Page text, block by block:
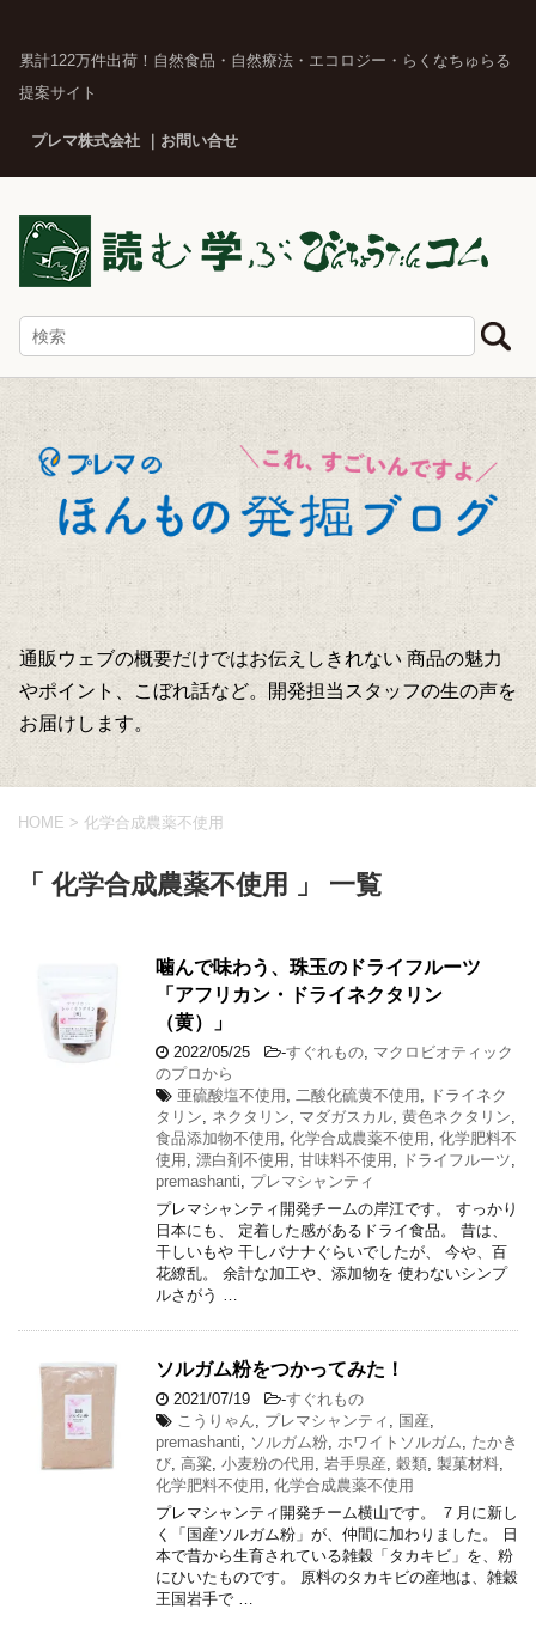
累計122万件出荷！自然食品・自然療法・エコロジー・らくなちゅらる
提案サイト
プレマ株式会社 お問い合せ
通販ウェブの概要だけではお伝えしきれない 商品の魅力
やポイント、こぼれ話など。開発担当スタッフの生の声を
お届けします。
HOME > 化学合成農薬不使用
「 化学合成農薬不使用 」 一覧
噛んで味わう、珠玉のドライフルーツ
「アフリカン・ドライネクタリン
（黄）」
2022/05/25 -すぐれもの, マクロビオティック
のプロから
亜硫酸塩不使用 , 二酸化硫黄不使用 , ドライネク
タリン, ネクタリン, マダガスカル, 黄色ネクタリン,
食品添加物不使用 , 化学合成農薬不使用 , 化学肥料不
使用 , 漂白剤不使用 , 甘味料不使用 , ドライフルーツ,
premashanti, プレマシャンティ
プレマシャンティ開発チームの岸江です。 すっかり
日本にも、 定着した感があるドライ食品。 昔は、
干しいもや 干しバナナぐらいでしたが、 今や、百
花繚乱。 余計な加工や、添加物を 使わないシンプ
ルさがう …
ソルガム粉をつかってみた！
2021/07/19 -すぐれもの
こうりゃん, プレマシャンティ , 国産,
premashanti, ソルガム粉, ホワイトソルガム, たかき
び, 高粱, 小麦粉の代用 , 岩手県産, 穀類, 製菓材料,
化学肥料不使用 , 化学合成農薬不使用
プレマシャンティ開発チーム横山です。 ７月に新し
く「国産ソルガム粉」が、仲間に加わりました。 日
本で昔から生育されている雑穀「タカキビ」を、粉
にひいたものです。 原料のタカキビの産地は、雑穀
王国岩手で …